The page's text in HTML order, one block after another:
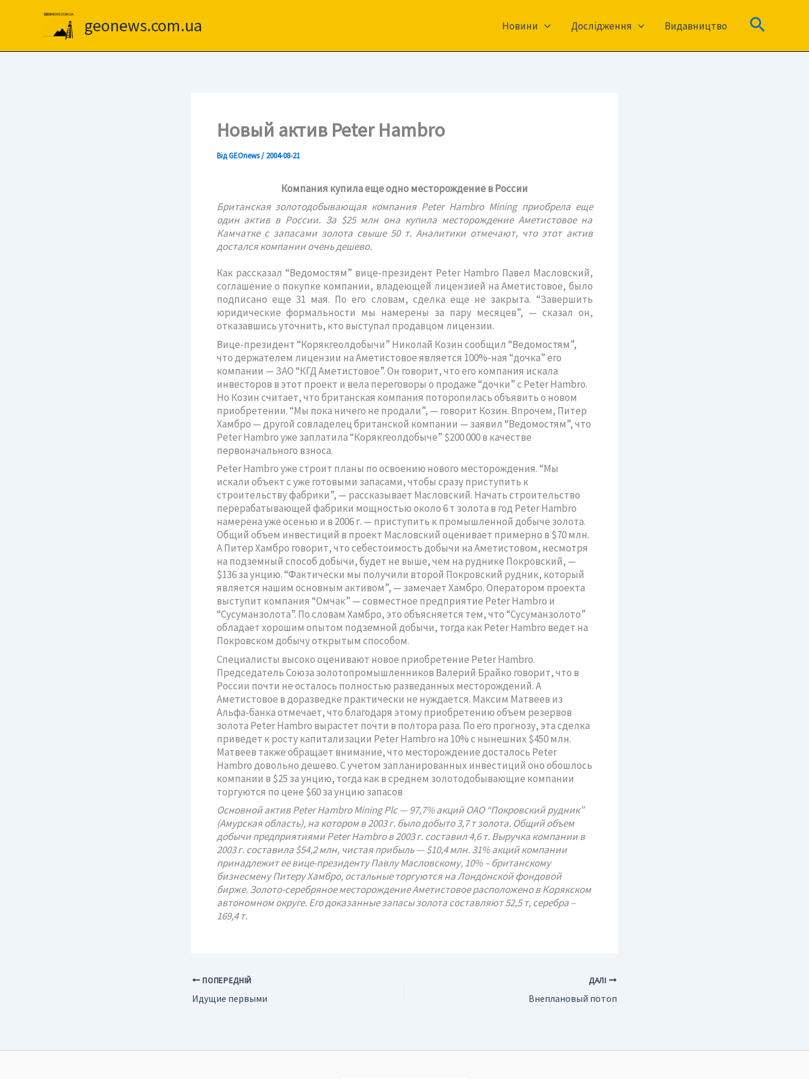
geonews.com.ua Новини Дослідження Видавництво Пошук
Новый актив Peter Hambro
ВідGEOnews/ 2004-08-21
Компания купила еще одно месторождение в России
Британская золотодобывающая компания Peter Hambro Mining приобрела еще
один актив в России. За $25 млн она купила месторождение Аметистовое на
Камчатке с запасами золота свыше 50 т. Аналитики отмечают, что этот актив
достался компании очень дешево.
Как рассказал “Ведомостям” вице-президент Peter Hambro Павел Масловский,
соглашение о покупке компании, владеющей лицензией на Аметистовое, было
подписано еще 31 мая. По его словам, сделка еще не закрыта. “Завершить
юридические формальности мы намерены за пару месяцев”, — сказал он,
отказавшись уточнить, кто выступал продавцом лицензии.
Вице-президент “Корякгеолдобычи” Николай Козин сообщил “Ведомостям”,
что держателем лицензии на Аметистовое является 100%-ная “дочка” его
компании — ЗАО “КГД Аметистовое”. Он говорит, что его компания искала
инвесторов в этот проект и вела переговоры о продаже “дочки” с Peter Hambro.
Но Козин считает, что британская компания поторопилась объявить о новом
приобретении. “Мы пока ничего не продали”, — говорит Козин. Впрочем, Питер
Хамбро — другой совладелец британской компании — заявил “Ведомостям”, что
Peter Hambro уже заплатила “Корякгеолдобыче” $200 000 в качестве
первоначального взноса.
Peter Hambro уже строит планы по освоению нового месторождения. “Мы
искали объект с уже готовыми запасами, чтобы сразу приступить к
строительству фабрики”, — рассказывает Масловский. Начать строительство
перерабатывающей фабрики мощностью около 6 т золота в год Peter Hambro
намерена уже осенью и в 2006 г. — приступить к промышленной добыче золота.
Общий объем инвестиций в проект Масловский оценивает примерно в $70 млн.
А Питер Хамбро говорит, что себестоимость добычи на Аметистовом, несмотря
на подземный способ добычи, будет не выше, чем на руднике Покровский, —
$136 за унцию. “Фактически мы получили второй Покровский рудник, который
является нашим основным активом”, — замечает Хамбро. Оператором проекта
выступит компания “Омчак” — совместное предприятие Peter Hambro и
“Сусуманзолота”. По словам Хамбро, это объясняется тем, что “Сусуманзолото”
обладает хорошим опытом подземной добычи, тогда как Peter Hambro ведет на
Покровском добычу открытым способом.
Специалисты высоко оценивают новое приобретение Peter Hambro.
Председатель Союза золотопромышленников Валерий Брайко говорит, что в
России почти не осталось полностью разведанных месторождений. А
Аметистовое в доразведке практически не нуждается. Максим Матвеев из
Альфа-банка отмечает, что благодаря этому приобретению объем резервов
золота Peter Hambro вырастет почти в полтора раза. По его прогнозу, эта сделка
приведет к росту капитализации Peter Hambro на 10% с нынешних $450 млн.
Матвеев также обращает внимание, что месторождение досталось Peter
Hambro довольно дешево. С учетом запланированных инвестиций оно обошлось
компании в $25 за унцию, тогда как в среднем золотодобывающие компании
торгуются по цене $60 за унцию запасов
Основной актив Peter Hambro Mining Plc — 97,7% акций ОАО “Покровский рудник”
(Амурская область), на котором в 2003 г. было добыто 3,7 т золота. Общий объем
добычи предприятиями Peter Hambro в 2003 г. составил 4,6 т. Выручка компании в
2003 г. составила $54,2 млн, чистая прибыль — $10,4 млн. 31% акций компании
принадлежит ее вице-президенту Павлу Масловскому, 10% – британскому
бизнесмену Питеру Хамбро, остальные торгуются на Лондонской фондовой
бирже. Золото-серебряное месторождение Аметистовое расположено в Корякском
автономном округе. Его доказанные запасы золота составляют 52,5 т, серебра –
169,4 т.
ПОПЕРЕДНІЙ
Идущие первыми
ДАЛІ
Внеплановый потоп